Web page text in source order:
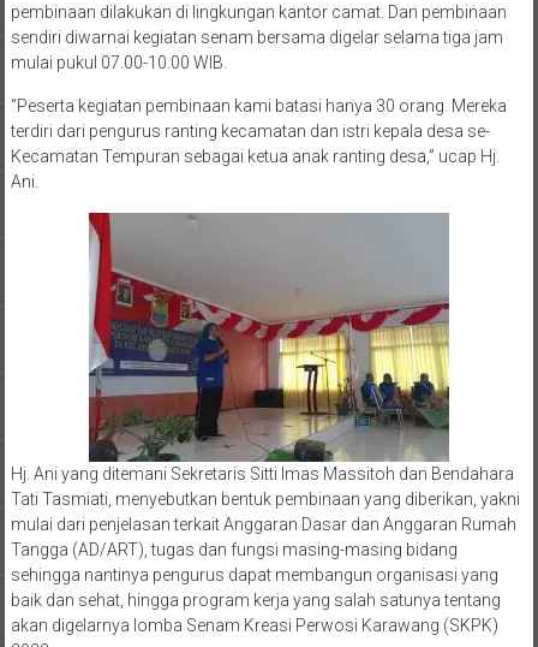
pembinaan dilakukan di lingkungan kantor camat. Dan pembinaan
sendiri diwarnai kegiatan senam bersama digelar selama tiga jam
mulai pukul 07.00-10.00 WIB.
“Peserta kegiatan pembinaan kami batasi hanya 30 orang. Mereka
terdiri dari pengurus ranting kecamatan dan istri kepala desa se-
Kecamatan Tempuran sebagai ketua anak ranting desa,” ucap Hj.
Ani.
Hj. Ani yang ditemani Sekretaris Sitti Imas Massitoh dan Bendahara
Tati Tasmiati, menyebutkan bentuk pembinaan yang diberikan, yakni
mulai dari penjelasan terkait Anggaran Dasar dan Anggaran Rumah
Tangga (AD/ART), tugas dan fungsi masing-masing bidang
sehingga nantinya pengurus dapat membangun organisasi yang
baik dan sehat, hingga program kerja yang salah satunya tentang
akan digelarnya lomba Senam Kreasi Perwosi Karawang (SKPK)